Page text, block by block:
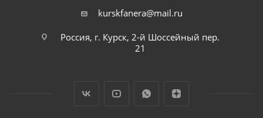
kurskfanera@mail.ru
Россия, г. Курск, 2-й Шоссейный пер.
21